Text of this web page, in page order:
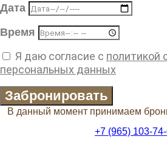
Дата
Время
Я даю согласие с политикой
персональных данных
Забронировать
В данный момент принимаем
+7 (965) 103-